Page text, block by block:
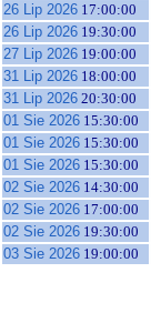
26 Lip 2026 17:00:00
26 Lip 2026 19:30:00
27 Lip 2026 19:00:00
31 Lip 2026 18:00:00
31 Lip 2026 20:30:00
01 Sie 2026 15:30:00
01 Sie 2026 15:30:00
01 Sie 2026 15:30:00
02 Sie 2026 14:30:00
02 Sie 2026 17:00:00
02 Sie 2026 19:30:00
03 Sie 2026 19:00:00